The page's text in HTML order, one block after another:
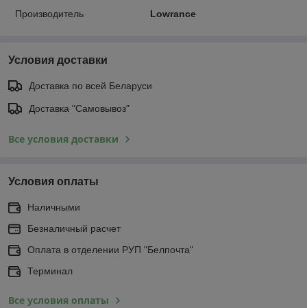
Производитель Lowrance
Условия доставки
Доставка по всей Беларуси
Доставка "Самовывоз"
Все условия доставки
Условия оплаты
Наличными
Безналичный расчет
Оплата в отделении РУП "Белпочта"
Терминал
Все условия оплаты